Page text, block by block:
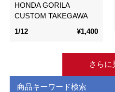
HONDA GORILA
CUSTOM TAKEGAWA
1/12
¥1,400
さらに
商品キーワード検索